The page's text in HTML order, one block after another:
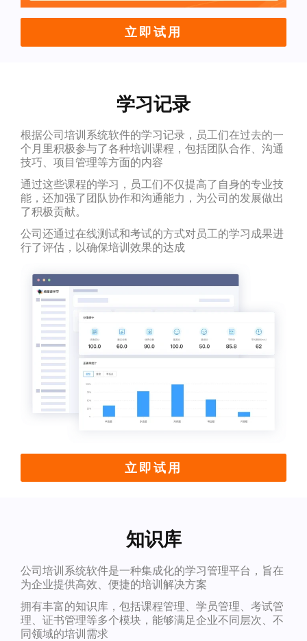
立即试用
学习记录
根据公司培训系统软件的学习记录，员工们在过去的一
个月里积极参与了各种培训课程，包括团队合作、沟通
技巧、项目管理等方面的内容
通过这些课程的学习，员工们不仅提高了自身的专业技
能，还加强了团队协作和沟通能力，为公司的发展做出
了积极贡献。
公司还通过在线测试和考试的方式对员工的学习成果进
行了评估，以确保培训效果的达成
立即试用
知识库
公司培训系统软件是一种集成化的学习管理平台，旨在
为企业提供高效、便捷的培训解决方案
拥有丰富的知识库，包括课程管理、学员管理、考试管
理、证书管理等多个模块，能够满足企业不同层次、不
同领域的培训需求